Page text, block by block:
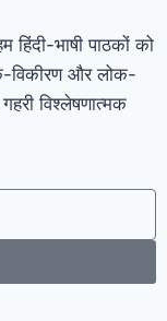
भाषी पाठकों को
विकीरण और लोक-
विश्लेषणात्मक